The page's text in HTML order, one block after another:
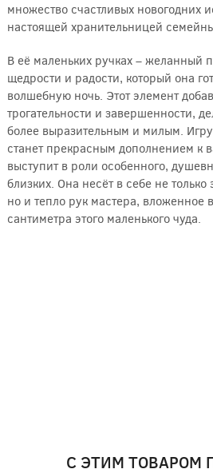
множество счастливых новогодних
настоящей хранительницей
В её маленьких ручках – желанный
щедрости и радости, который она
волшебную ночь. Этот элемент
трогательности и завершенности,
более выразительным и милым.
станет прекрасным дополнением к
выступит в роли особенного,
близких. Она несёт в себе не только
но и тепло рук мастера, вложенное
сантиметра этого маленького чуда.
С ЭТИМ ТОВАРОМ